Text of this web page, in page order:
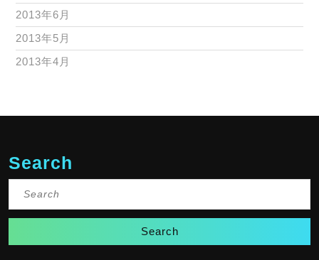
2013年6月
2013年5月
2013年4月
Search